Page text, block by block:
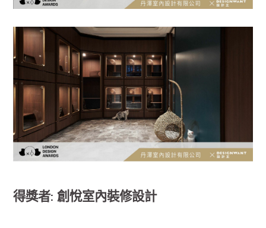
得獎者: 創悅室內裝修設計